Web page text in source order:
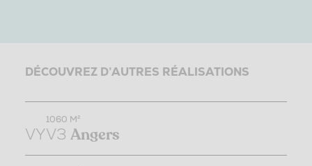
DÉCOUVREZ D’AUTRES RÉALISATIONS
1060 M²
VYV3 Angers